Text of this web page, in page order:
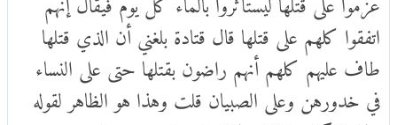
اتفقوا كلهم على قتلها قال قتادة بلغني أن الذي قتلها
طاف عليهم كلهم أنهم راضون بقتلها حتى على النساء
في خدورهن وعلى الصبيان قلت وهذا هو الظاهر لقوله